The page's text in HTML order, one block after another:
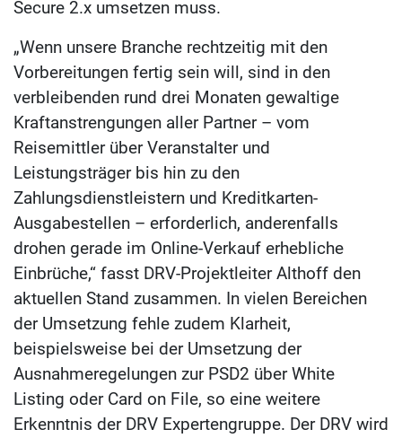
Secure 2.x umsetzen muss.
„Wenn unsere Branche rechtzeitig mit den
Vorbereitungen fertig sein will, sind in den
verbleibenden rund drei Monaten gewaltige
Kraftanstrengungen aller Partner – vom
Reisemittler über Veranstalter und
Leistungsträger bis hin zu den
Zahlungsdienstleistern und Kreditkarten-
Ausgabestellen – erforderlich, anderenfalls
drohen gerade im Online-Verkauf erhebliche
Einbrüche,“ fasst DRV-Projektleiter Althoff den
aktuellen Stand zusammen. In vielen Bereichen
der Umsetzung fehle zudem Klarheit,
beispielsweise bei der Umsetzung der
Ausnahmeregelungen zur PSD2 über White
Listing oder Card on File, so eine weitere
Erkenntnis der DRV Expertengruppe. Der DRV wird